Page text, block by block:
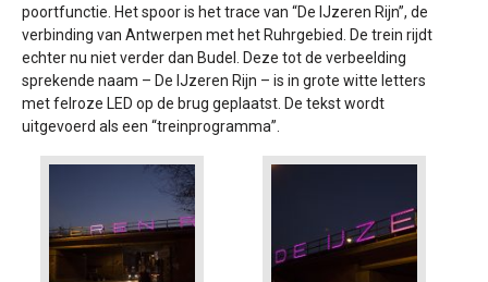
poortfunctie. Het spoor is het trace van “De IJzeren Rijn”, de
verbinding van Antwerpen met het Ruhrgebied. De trein rijdt
echter nu niet verder dan Budel. Deze tot de verbeelding
sprekende naam – De IJzeren Rijn – is in grote witte letters
met felroze LED op de brug geplaatst. De tekst wordt
uitgevoerd als een “treinprogramma”.